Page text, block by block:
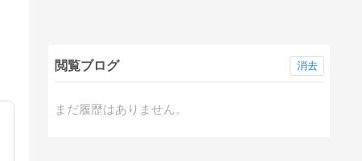
閲覧ブログ
まだ履歴はありません。
消去